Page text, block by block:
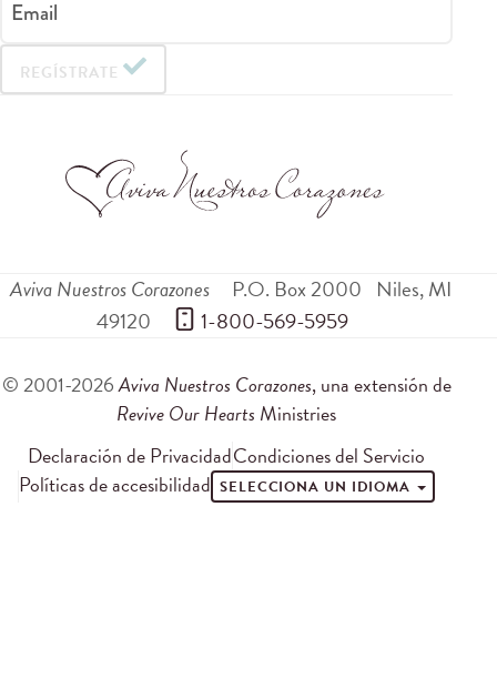
Email
REGÍSTRATE
Aviva Nuestros Corazones P.O. Box 2000 Niles,MI
49120
1-800-569-5959
© 2001-2026Aviva Nuestros Corazones, una extensión de
Revive Our Hearts Ministries
Declaración de PrivacidadCondiciones del Servicio
Políticas de accesibilidad SELECCIONA UN IDIOMA